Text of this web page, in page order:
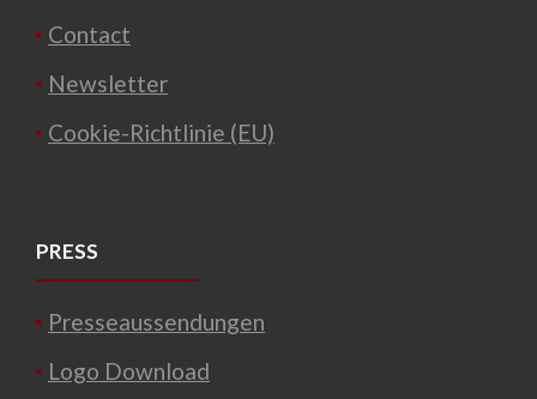
Contact
Newsletter
Cookie-Richtlinie (EU)
PRESS
Presseaussendungen
Logo Download